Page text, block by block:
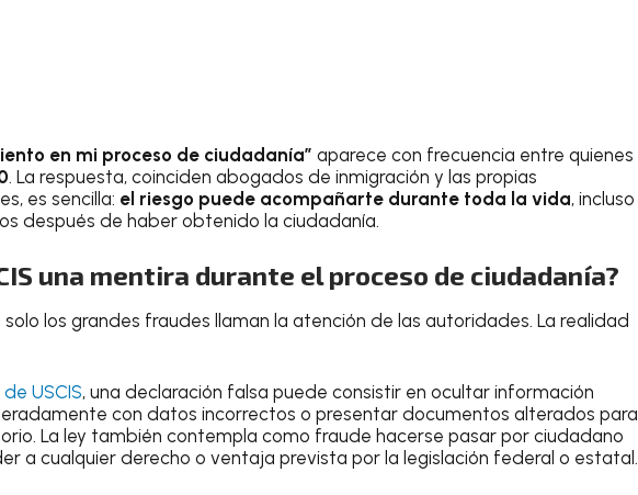
en mi proceso de ciudadanía” aparece con frecuencia entre quienes
. La respuesta, coinciden abogados de inmigración y las propias
es sencilla: el riesgo puede acompañarte durante toda la vida, incluso
después de haber obtenido la ciudadanía.
una mentira durante el proceso de ciudadanía?
los grandes fraudes llaman la atención de las autoridades. La realidad
USCIS, una declaración falsa puede consistir en ocultar información
con datos incorrectos o presentar documentos alterados para
La ley también contempla como fraude hacerse pasar por ciudadano
a cualquier derecho o ventaja prevista por la legislación federal o estatal.